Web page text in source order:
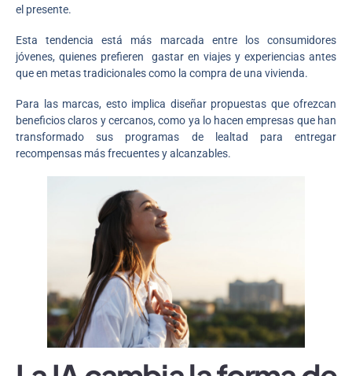
el presente.
Esta tendencia está más marcada entre los consumidores
jóvenes, quienes prefieren gastar en viajes y experiencias antes
que en metas tradicionales como la compra de una vivienda.
Para las marcas, esto implica diseñar propuestas que ofrezcan
beneficios claros y cercanos, como ya lo hacen empresas que han
transformado sus programas de lealtad para entregar
recompensas más frecuentes y alcanzables.